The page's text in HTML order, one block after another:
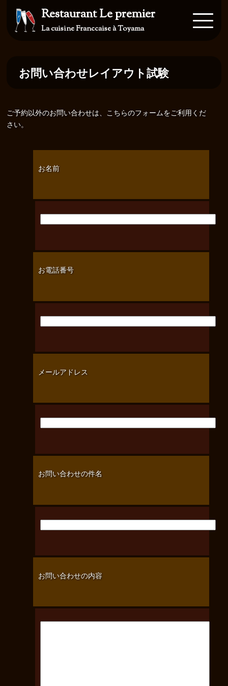
Restaurant Le premier
La cuisine Franccaise à Toyama
お問い合わせレイアウト試験
ご予約以外のお問い合わせは、こちらのフォームをご利用くだ
さい。
お名前
お電話番号
メールアドレス
お問い合わせの件名
お問い合わせの内容